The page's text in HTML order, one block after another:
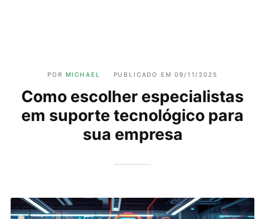
POR MICHAEL PUBLICADO EM09/11/2025
Como escolher especialistas
em suporte tecnológico para
sua empresa